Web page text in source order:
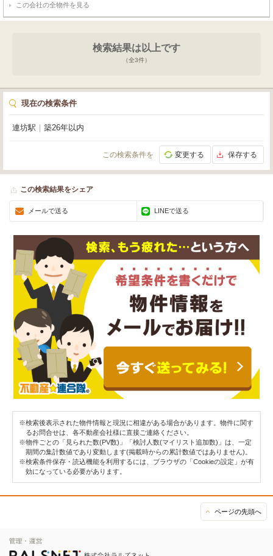
この会社の全物件を見る
検索結果は以上です
（全3件）
現在の検索条件
連坊駅 築26年以内
この検索条件を 変更する 保存する
この検索結果をシェア
メールで送る LINEで送る
※検索後表示された物件情報と現況に相違がある場合があります。物件に関す
るお問合せは、各不動産会社様に直接ご連絡ください。
※物件ごとの「見られた数(PV数)」「検討人数(マイリスト追加数)」は、一定
期間の集計数値であり変動します(掲載時からの累計数値ではありません)。
※検索条件保存・読込機能を利用するには、ブラウザの「Cookieの設定」が有
効になっている必要があります。
ページの先頭へ